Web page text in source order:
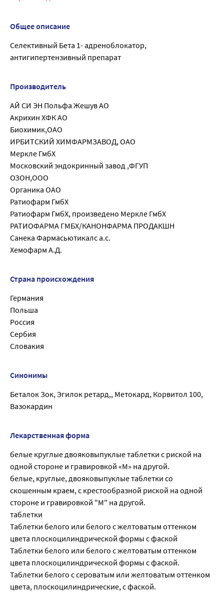
Общее описание
Селективный Бета 1- адреноблокатор,
антигипертензивный препарат
Производитель
АЙ СИ ЭН Польфа Жешув АО
Акрихин ХФК АО
Биохимик,ОАО
ИРБИТСКИЙ ХИМФАРМЗАВОД, ОАО
Меркле ГмбХ
Московский эндокринный завод ,ФГУП
ОЗОН,ООО
Органика ОАО
Ратиофарм ГмбХ
Ратиофарм ГмбХ, произведено Меркле ГмбХ
РАТИОФАРМА ГМБХ/КАНОНФАРМА ПРОДАКШН
Санека Фармасьютикалс а.с.
Хемофарм А.Д.
Страна происхождения
Германия
Польша
Россия
Сербия
Словакия
Синонимы
Беталок Зок, Эгилок ретард,, Метокард, Корвитол 100,
Вазокардин
Лекарственная форма
белые круглые двояковыпуклые таблетки с риской на
одной стороне и гравировкой «М» на другой.
белые, круглые, двояковыпуклые таблетки со
скошенным краем, с крестообразной риской на одной
стороне и гравировкой "М" на другой.
таблетки
Таблетки белого или белого с желтоватым оттенком
цвета плоскоцилиндрической формы с фаской
Таблетки белого или белого с желтоватым оттенком
цвета плоскоцилиндрической формы с фаской.
Таблетки белого с сероватым или желтоватым оттенком
цвета, плоскоцилиндрические, с фаской.